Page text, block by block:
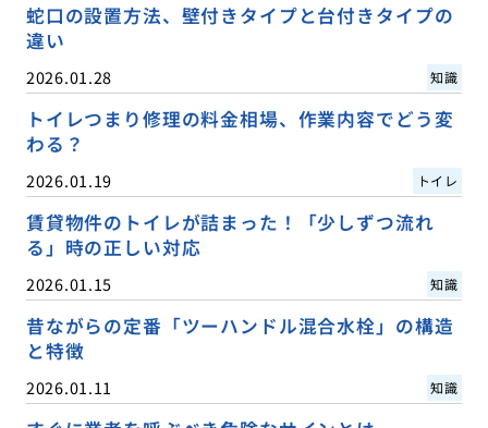
蛇口の設置方法、壁付きタイプと台付きタイプの
違い
2026.01.28 知識
トイレつまり修理の料金相場、作業内容でどう変
わる？
2026.01.19 トイレ
賃貸物件のトイレが詰まった！「少しずつ流れ
る」時の正しい対応
2026.01.15 知識
昔ながらの定番「ツーハンドル混合水栓」の構造
と特徴
2026.01.11 知識